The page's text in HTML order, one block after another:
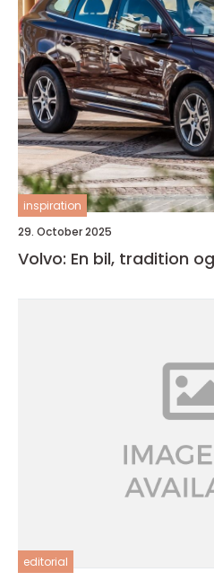
inspiration
29. October 2025
Volvo: En bil, tradition
editorial